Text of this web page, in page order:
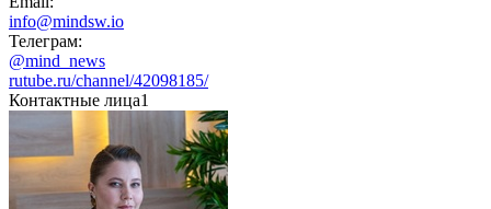
info@mindsw.io
Телеграм:
@mind_news
rutube.ru/channel/42098185/
Контактные лица1